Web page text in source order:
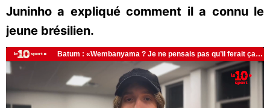
Juninho a expliqué comment il a connu le
jeune brésilien.